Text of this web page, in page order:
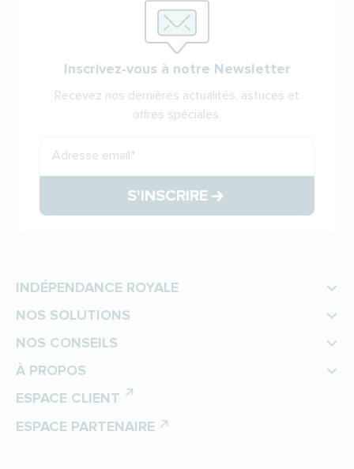
Inscrivez-vous à notre Newsletter
Recevez nos dernières actualités, astuces et
offres spéciales.
Adresse email*
S'INSCRIRE
INDÉPENDANCE ROYALE
NOS SOLUTIONS
NOS CONSEILS
À PROPOS
ESPACE CLIENT
ESPACE PARTENAIRE